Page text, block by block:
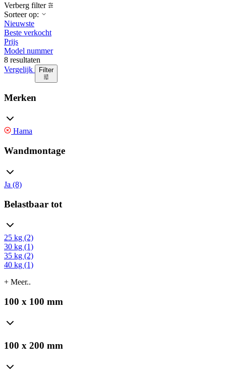
Verberg filter
Sorteer op:
Nieuwste
Beste verkocht
Prijs
Model nummer
8 resultaten
Vergelijk
Filter
Merken
Hama
Wandmontage
Ja (8)
Belastbaar tot
25 kg (2)
30 kg (1)
35 kg (2)
40 kg (1)
+ Meer..
100 x 100 mm
100 x 200 mm